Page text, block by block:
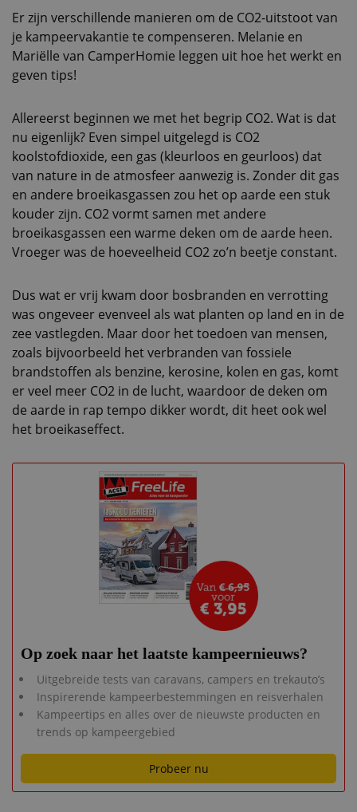
Er zijn verschillende manieren om de CO2-uitstoot van
je kampeervakantie te compenseren. Melanie en
Mariëlle van CamperHomie leggen uit hoe het werkt en
geven tips!
Allereerst beginnen we met het begrip CO2. Wat is dat
nu eigenlijk? Even simpel uitgelegd is CO2
koolstofdioxide, een gas (kleurloos en geurloos) dat
van nature in de atmosfeer aanwezig is. Zonder dit gas
en andere broeikasgassen zou het op aarde een stuk
kouder zijn. CO2 vormt samen met andere
broeikasgassen een warme deken om de aarde heen.
Vroeger was de hoeveelheid CO2 zo’n beetje constant.
Dus wat er vrij kwam door bosbranden en verrotting
was ongeveer evenveel als wat planten op land en in de
zee vastlegden. Maar door het toedoen van mensen,
zoals bijvoorbeeld het verbranden van fossiele
brandstoffen als benzine, kerosine, kolen en gas, komt
er veel meer CO2 in de lucht, waardoor de deken om
de aarde in rap tempo dikker wordt, dit heet ook wel
het broeikaseffect.
Op zoek naar het laatste kampeernieuws?
Uitgebreide tests van caravans, campers en trekauto’s
Inspirerende kampeerbestemmingen en reisverhalen
Kampeertips en alles over de nieuwste producten en
trends op kampeergebied
Probeer nu